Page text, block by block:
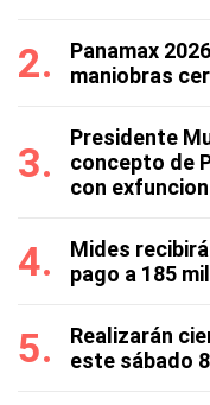
Panamax
maniobras
Presidente
concepto de
con
Mides
pago a 185
Realizarán
este sábado